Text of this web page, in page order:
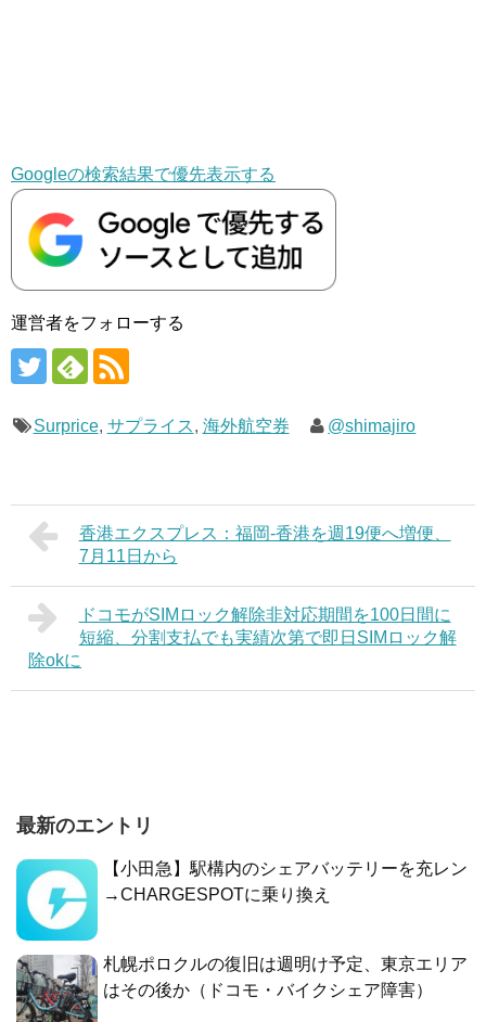
Googleの検索結果で優先表示する
運営者をフォローする
Surprice, サプライス, 海外航空券 @shimajiro
香港エクスプレス：福岡-香港を週19便へ増便、
7月11日から
ドコモがSIMロック解除非対応期間を100日間に
短縮、分割支払でも実績次第で即日SIMロック解
除okに
最新のエントリ
【小田急】駅構内のシェアバッテリーを充レン
→CHARGESPOTに乗り換え
札幌ポロクルの復旧は週明け予定、東京エリア
はその後か（ドコモ・バイクシェア障害）